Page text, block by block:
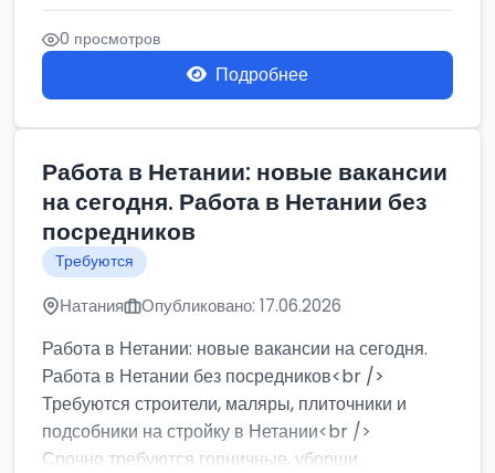
0 просмотров
Подробнее
Работа в Нетании: новые вакансии
на сегодня. Работа в Нетании без
посредников
Требуются
Натания Опубликовано: 17.06.2026
Работа в Нетании: новые вакансии на сегодня.
Работа в Нетании без посредников<br />
Требуются строители, маляры, плиточники и
подсобники на стройку в Нетании<br />
Срочно требуются горничные, уборщи...